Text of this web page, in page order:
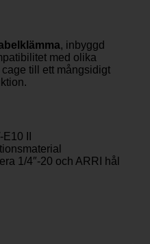
, inbyggd
med olika
till ett mångsidigt
II
1/4″-20 och ARRI hål